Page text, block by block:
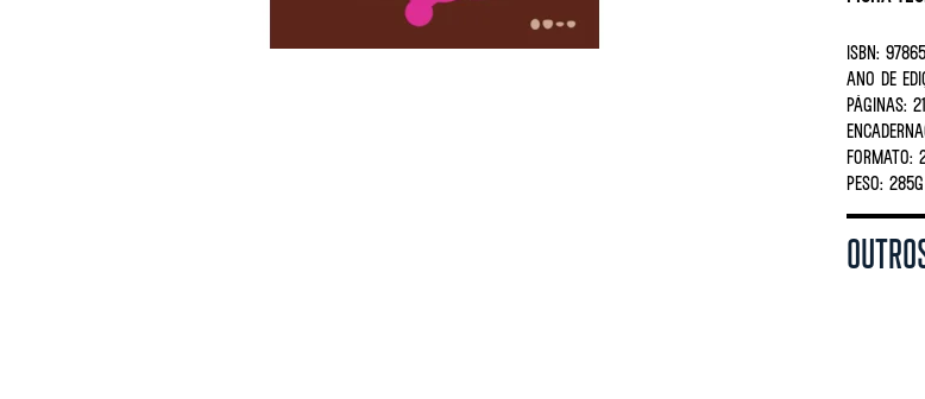
ISBN:
ANO DE
PÁGINAS:
FORMATO:
PESO: 285G